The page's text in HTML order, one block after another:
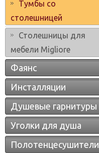
Тумбы со
столешницей
Столешницы для
мебели Migliore
Фаянс
Инсталляции
Душевые гарнитуры
Уголки для душа
Полотенцесушители